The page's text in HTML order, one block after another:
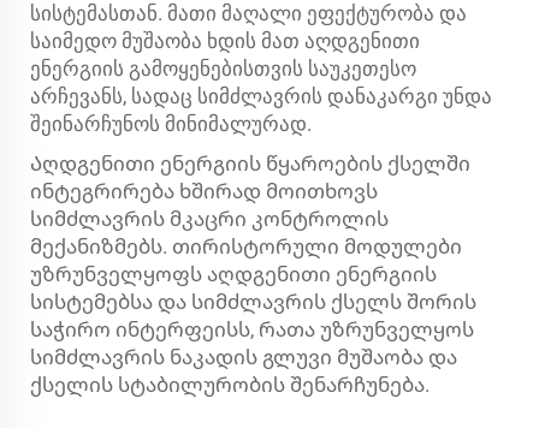
სისტემასთან. მათი მაღალი ეფექტურობა და
საიმედო მუშაობა ხდის მათ აღდგენითი
ენერგიის გამოყენებისთვის საუკეთესო
არჩევანს, სადაც სიმძლავრის დანაკარგი უნდა
შეინარჩუნოს მინიმალურად.
Აღდგენითი ენერგიის წყაროების ქსელში
ინტეგრირება ხშირად მოითხოვს
სიმძლავრის მკაცრი კონტროლის
მექანიზმებს. თირისტორული მოდულები
უზრუნველყოფს აღდგენითი ენერგიის
სისტემებსა და სიმძლავრის ქსელს შორის
საჭირო ინტერფეისს, რათა უზრუნველყოს
სიმძლავრის ნაკადის გლუვი მუშაობა და
ქსელის სტაბილურობის შენარჩუნება.